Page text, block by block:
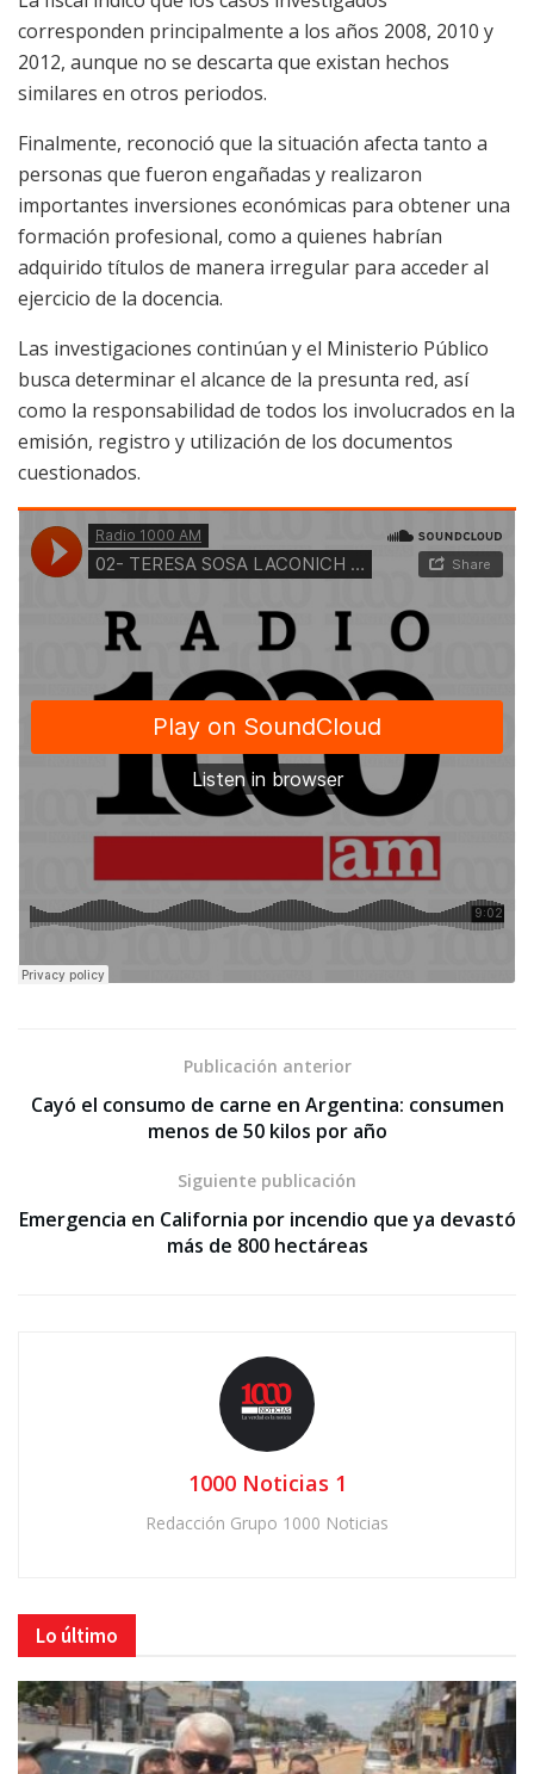
corresponden principalmente a los años 2008, 2010 y
2012, aunque no se descarta que existan hechos
similares en otros periodos.
Finalmente, reconoció que la situación afecta tanto a
personas que fueron engañadas y realizaron
importantes inversiones económicas para obtener una
formación profesional, como a quienes habrían
adquirido títulos de manera irregular para acceder al
ejercicio de la docencia.
Las investigaciones continúan y el Ministerio Público
busca determinar el alcance de la presunta red, así
como la responsabilidad de todos los involucrados en la
emisión, registro y utilización de los documentos
cuestionados.
Publicación anterior
Cayó el consumo de carne en Argentina: consumen
menos de 50 kilos por año
Siguiente publicación
Emergencia en California por incendio que ya devastó
más de 800 hectáreas
1000 Noticias 1
Redacción Grupo 1000 Noticias
Lo último